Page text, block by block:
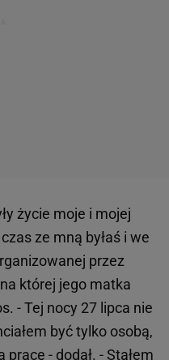
życie moje i mojej
ze mną byłaś i we
przez
której jego matka
- Tej nocy 27 lipca nie
być tylko osobą,
- dodał. - Stałem